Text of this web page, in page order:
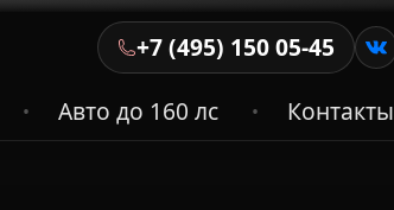
+7 (495) 150 05-45
• Авто до 160 лс • Контакты